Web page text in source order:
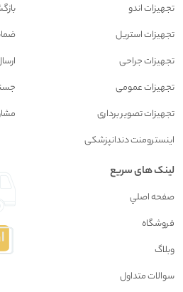
تجهیزات اندو
تجهیزات استریل
تجهیزات جراحی
تجهیزات عمومی
تجهیزات تصویر برداری
اینسترومنت دندانپزشکی
لینک های سریع
صفحه اصلي
فروشگاه
وبلاگ
سوالات متداول